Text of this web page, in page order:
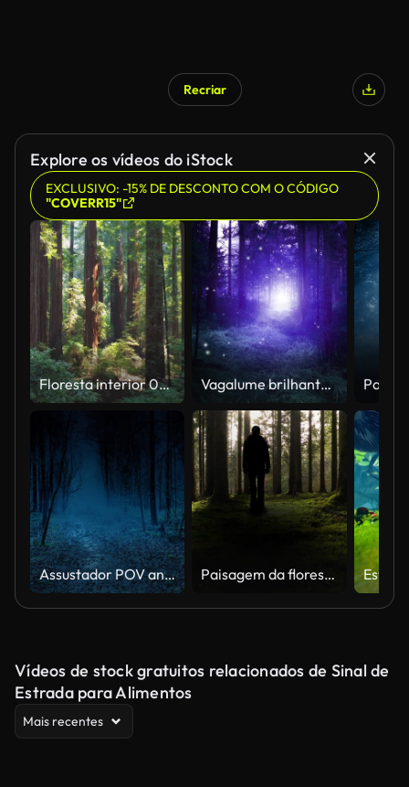
Recriar
Explore os vídeos do iStock
EXCLUSIVO: -15% DE DESCONTO COM O CÓDIGO
"COVERR15"
Floresta interior 06 do Redwood de Califórnia Vagalume brilhante na paisagem mística de bosques escuros.
Assustador POV andando em bosques escuros e assustadores Paisagem da floresta musgosa com silhueta escura do homem em pé.
Vídeos de stock gratuitos relacionados de Sinal de
Estrada para Alimentos
Mais recentes